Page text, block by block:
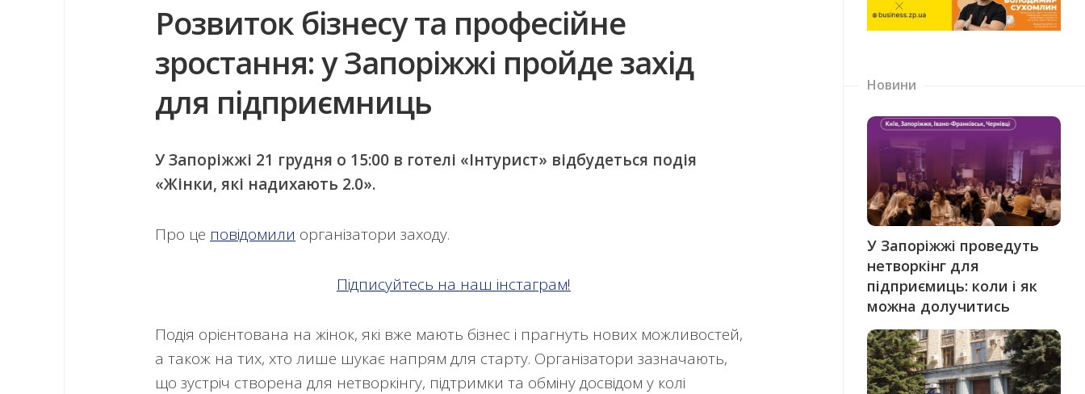
Розвиток бізнесу та професійне
зростання: у Запоріжжі пройде захід
для підприємниць
У Запоріжжі 21 грудня о 15:00 в готелі «Інтурист» відбудеться подія
«Жінки, які надихають 2.0».
Про це повідомили організатори заходу.
Підписуйтесь на наш інстаграм!
Подія орієнтована на жінок, які вже мають бізнес і прагнуть нових можливостей,
а також на тих, хто лише шукає напрям для старту. Організатори зазначають,
що зустріч створена для нетворкінгу, підтримки та обміну досвідом у колі
Новини
У Запоріжжі проведуть
нетворкінг для
підприємиць: коли і як
можна долучитись